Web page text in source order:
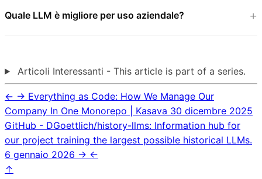
Quale LLM è migliore per uso aziendale?
Articoli Interessanti - This article is part of a series.
← → Everything as Code: How We Manage Our
Company In One Monorepo | Kasava 30 dicembre 2025
GitHub - DGoettlich/history-llms: Information hub for
our project training the largest possible historical LLMs.
6 gennaio 2026 → ←
↑